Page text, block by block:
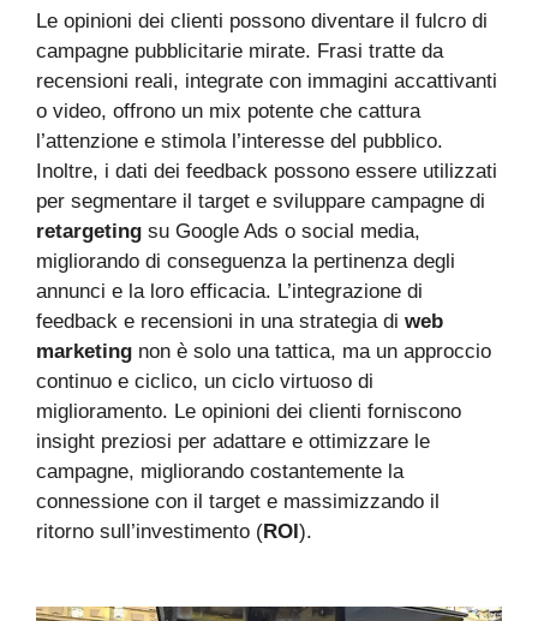
Le opinioni dei clienti possono diventare il fulcro di
campagne pubblicitarie mirate. Frasi tratte da
recensioni reali, integrate con immagini accattivanti
o video, offrono un mix potente che cattura
l’attenzione e stimola l’interesse del pubblico.
Inoltre, i dati dei feedback possono essere utilizzati
per segmentare il target e sviluppare campagne di
retargeting su Google Ads o social media,
migliorando di conseguenza la pertinenza degli
annunci e la loro efficacia. L’integrazione di
feedback e recensioni in una strategia di web
marketing non è solo una tattica, ma un approccio
continuo e ciclico, un ciclo virtuoso di
miglioramento. Le opinioni dei clienti forniscono
insight preziosi per adattare e ottimizzare le
campagne, migliorando costantemente la
connessione con il target e massimizzando il
ritorno sull’investimento (ROI ).